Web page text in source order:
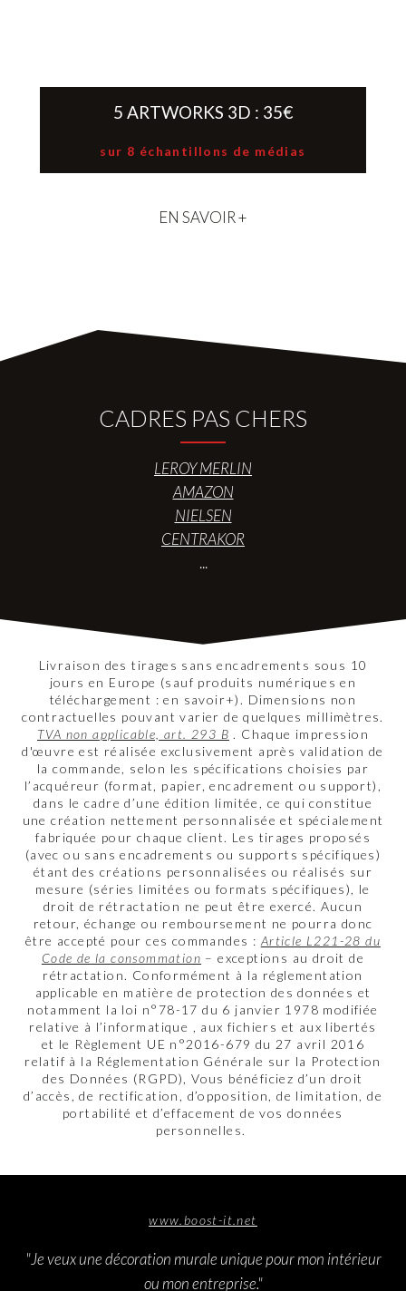
5 ARTWORKS 3D : 35€
sur 8 échantillons de médias
EN SAVOIR +
CADRES PAS CHERS
LEROY MERLIN
AMAZON
NIELSEN
CENTRAKOR
...
Livraison des tirages sans encadrements sous 10
jours en Europe (sauf produits numériques en
téléchargement : en savoir+). Dimensions non
contractuelles pouvant varier de quelques millimètres.
TVA non applicable, art. 293 B . Chaque impression
d'œuvre est réalisée exclusivement après validation de
la commande, selon les spécifications choisies par
l’acquéreur (format, papier, encadrement ou support),
dans le cadre d’une édition limitée, ce qui constitue
une création nettement personnalisée et spécialement
fabriquée pour chaque client. Les tirages proposés
(avec ou sans encadrements ou supports spécifiques)
étant des créations personnalisées ou réalisés sur
mesure (séries limitées ou formats spécifiques), le
droit de rétractation ne peut être exercé. Aucun
retour, échange ou remboursement ne pourra donc
être accepté pour ces commandes : Article L221-28 du
Code de la consommation – exceptions au droit de
rétractation. Conformément à la réglementation
applicable en matière de protection des données et
notamment la loi n°78-17 du 6 janvier 1978 modifiée
relative à l’informatique , aux fichiers et aux libertés
et le Règlement UE n°2016-679 du 27 avril 2016
relatif à la Réglementation Générale sur la Protection
des Données (RGPD), Vous bénéficiez d’un droit
d’accès, de rectification, d’opposition, de limitation, de
portabilité et d’effacement de vos données
personnelles.
www.boost-it.net
"Je veux une décoration murale unique pour mon intérieur
ou mon entreprise."